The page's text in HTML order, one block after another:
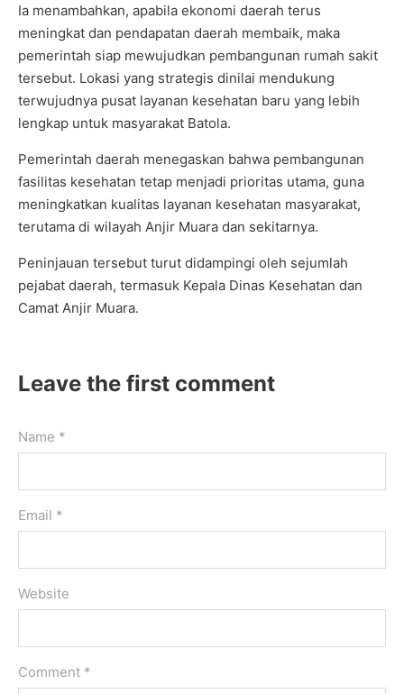
Ia menambahkan, apabila ekonomi daerah terus
meningkat dan pendapatan daerah membaik, maka
pemerintah siap mewujudkan pembangunan rumah sakit
tersebut. Lokasi yang strategis dinilai mendukung
terwujudnya pusat layanan kesehatan baru yang lebih
lengkap untuk masyarakat Batola.
Pemerintah daerah menegaskan bahwa pembangunan
fasilitas kesehatan tetap menjadi prioritas utama, guna
meningkatkan kualitas layanan kesehatan masyarakat,
terutama di wilayah Anjir Muara dan sekitarnya.
Peninjauan tersebut turut didampingi oleh sejumlah
pejabat daerah, termasuk Kepala Dinas Kesehatan dan
Camat Anjir Muara.
Leave the first comment
Name *
Email *
Website
Comment *